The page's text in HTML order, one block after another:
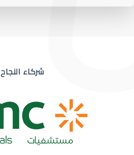
ضعف نظر مفاجئشركاء النجاح